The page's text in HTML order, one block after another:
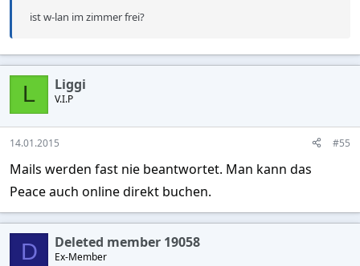
ist w-lan im zimmer frei?
L Liggi
V.I.P
14.01.2015 #55
Mails werden fast nie beantwortet. Man kann das
Peace auch online direkt buchen.
D Deleted member 19058
Ex-Member